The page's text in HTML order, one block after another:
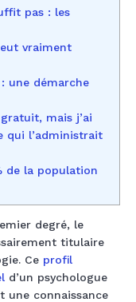
pas : les
vraiment
une démarche
mais j’ai
qui l’administrait
de la population
degré, le
titulaire
Ce profil
d’un psychologue
connaissance